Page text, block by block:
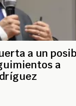
a un
a